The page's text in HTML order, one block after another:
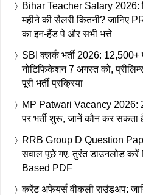
Bihar Teacher Salary 2026:
महीने की सैलरी कितनी? जानिए
का इन-हैंड पे और सभी भत्ते
SBI क्लर्क भर्ती 2026: 12,500+
नोटिफिकेशन 7 अगस्त को,
पूरी भर्ती प्रक्रिया
MP Patwari Vacancy 2026:
पर भर्ती शुरू, जानें कौन कर
RRB Group D Question
सवाल पूछे गए, तुरंत डाउनलोड करें
Based PDF
करेंट अफेयर्स वीकली राउंडअप: